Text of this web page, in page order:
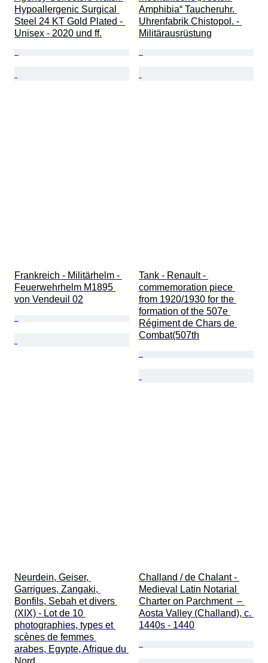
Hypoallergenic Surgical
Steel 24 KT Gold Plated -
Unisex - 2020 und ff.
Amphibia“ Taucheruhr.
Uhrenfabrik Chistopol. -
Militärausrüstung
Frankreich - Militärhelm -
Feuerwehrhelm M1895
von Vendeuil 02
Tank - Renault -
commemoration piece
from 1920/1930 for the
formation of the 507e
Régiment de Chars de
Combat(507th
Neurdein, Geiser,
Garrigues, Zangaki,
Bonfils, Sebah et divers
(XIX) - Lot de 10
photographies, types et
scènes de femmes
arabes, Egypte, Afrique du
Challand / de Chalant -
Medieval Latin Notarial
Charter on Parchment  –
Aosta Valley (Challand), c.
1440s - 1440